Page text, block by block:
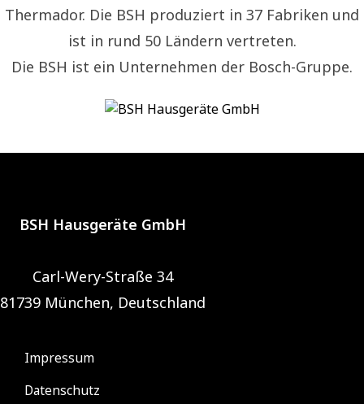
Thermador. Die BSH produziert in 37 Fabriken und
ist in rund 50 Ländern vertreten.
Die BSH ist ein Unternehmen der Bosch-Gruppe.
BSH Hausgeräte GmbH
Carl-Wery-Straße 34
81739 München, Deutschland